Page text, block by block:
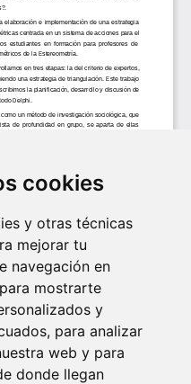
cookies
y otras técnicas
mejorar tu
navegación en
mostrarte
y
para analizar
web y para
donde llegan